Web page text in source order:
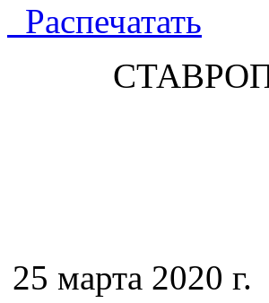
Распечатать
25 марта